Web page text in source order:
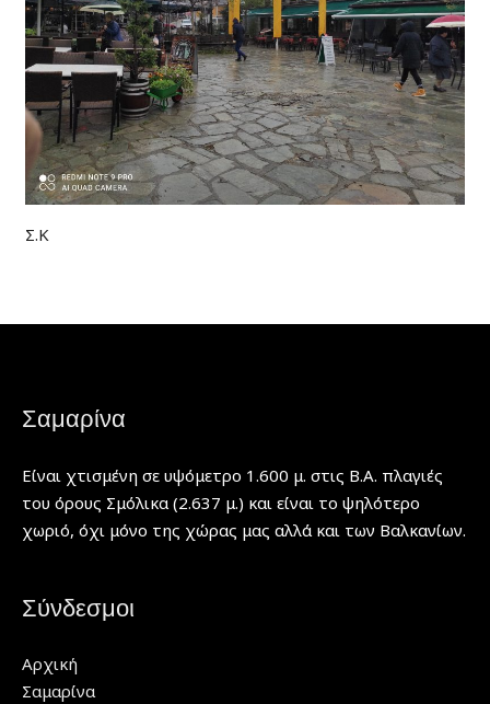
Σ.Κ
Σαμαρίνα
Είναι χτισμένη σε υψόμετρο 1.600 μ. στις Β.Α. πλαγιές
του όρους Σμόλικα (2.637 μ.) και είναι το ψηλότερο
χωριό, όχι μόνο της χώρας μας αλλά και των Βαλκανίων.
Σύνδεσμοι
Αρχική
Σαμαρίνα